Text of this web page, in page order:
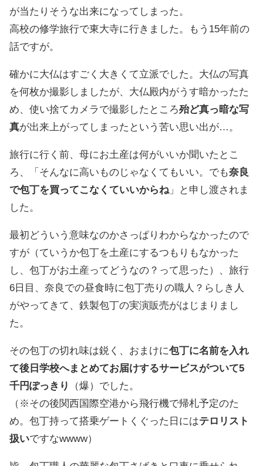
が当たりそうな出来になってしまった。
高校の修学旅行で東大寺に行きました。もう15年前の
話ですが。
確かに大仏はすごく大きくて立派でした。大仏の写真
を何枚か撮影しましたが、大仏殿内がうす暗かったた
め、使い捨てカメラで撮影したところ殆ど真っ暗な写
真が出来上がってしまったという苦い思い出が…。
旅行に行く前、母にお土産は何がいいか聞いたとこ
ろ、「そんなに高いものじゃなくてもいい。でも奈良
で包丁を買ってこなくていいからね」と申し渡されま
した。
最初どういう意味なのかさっぱりわからなかったので
すが（ていうか包丁を土産にするつもりもなかった
し、包丁がお土産ってどうなの？って思った）、旅行
6日目、奈良での昼食時に包丁売りの職人？らしき人
がやってきて、鉄製包丁の実演販売がはじまりまし
た。
その包丁の切れ味は鋭く、おまけに包丁に名前を入れ
て後日学校へまとめてお届けするサービスがついて5
千円ぽっきり
（爆）でした。
（※その後関西国際空港から飛行機で帰札予定のた
め。包丁持って搭乗ゲートくぐった日にはテロリスト
扱いですなwwww）